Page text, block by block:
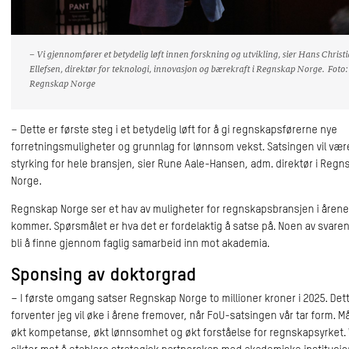
– Vi gjennomfører et betydelig løft innen forskning og utvikling, sier Hans
Ellefsen, direktør for teknologi, innovasjon og bærekraft i Regnskap Norge. Foto:
Regnskap Norge
– Dette er første steg i et betydelig løft for å gi regnskapsførerne nye
forretningsmuligheter og grunnlag for lønnsom vekst. Satsingen vil
styrking for hele bransjen, sier Rune Aale-Hansen, adm. direktør i
Norge.
Regnskap Norge ser et hav av muligheter for regnskapsbransjen i
kommer. Spørsmålet er hva det er fordelaktig å satse på. Noen av
bli å finne gjennom faglig samarbeid inn mot akademia.
Sponsing av doktorgrad
– I første omgang satser Regnskap Norge to millioner kroner i 2025.
forventer jeg vil øke i årene fremover, når FoU-satsingen vår tar form.
økt kompetanse, økt lønnsomhet og økt forståelse for regnskapsyrket.